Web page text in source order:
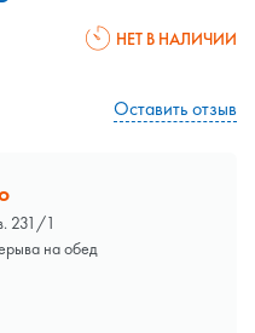
НЕТ В НАЛИЧИИ
Оставить отзыв
231/1
на обед